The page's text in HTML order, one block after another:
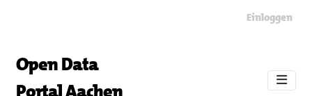
Einloggen
Open Data
Portal Aachen